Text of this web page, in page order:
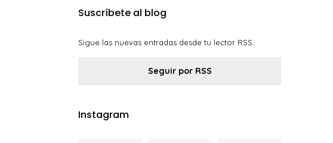
Suscríbete al blog
Sigue las nuevas entradas desde tu lector RSS.
Seguir por RSS
Instagram